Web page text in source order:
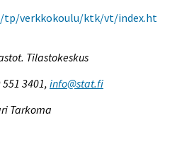
verkkokoulu/ktk/vt/index.ht
Tilastokeskus
3401, info@stat.fi
Tarkoma